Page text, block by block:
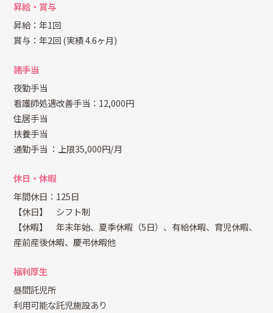
昇給・賞与
昇給：年1回
賞与：年2回(実績 4.6ヶ月)
諸手当
夜勤手当
看護師処遇改善手当：12,000円
住居手当
扶養手当
通勤手当 ：上限35,000円/月
休日・休暇
年間休日：125日
【休日】 シフト制
【休暇】 年末年始、夏季休暇（5日）、有給休暇、育児休暇、
産前産後休暇、慶弔休暇他
福利厚生
昼間託児所
利用可能な託児施設あり